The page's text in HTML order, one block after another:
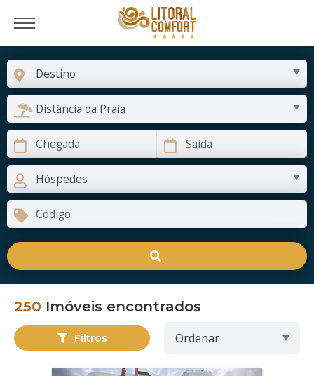
250 Imóveis encontrados
Filtros